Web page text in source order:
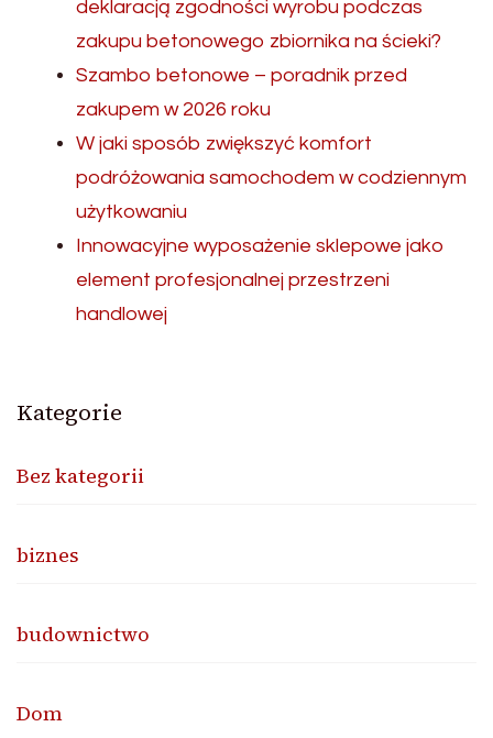
deklaracją zgodności wyrobu podczas
zakupu betonowego zbiornika na ścieki?
Szambo betonowe – poradnik przed
zakupem w 2026 roku
W jaki sposób zwiększyć komfort
podróżowania samochodem w codziennym
użytkowaniu
Innowacyjne wyposażenie sklepowe jako
element profesjonalnej przestrzeni
handlowej
Kategorie
Bez kategorii
biznes
budownictwo
Dom